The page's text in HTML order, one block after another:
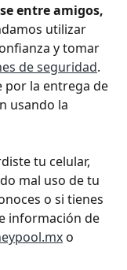
entre amigos,
utilizar
y tomar
de seguridad.
por la entrega de
usando la
tu celular,
mal uso de tu
o si tienes
información de
o